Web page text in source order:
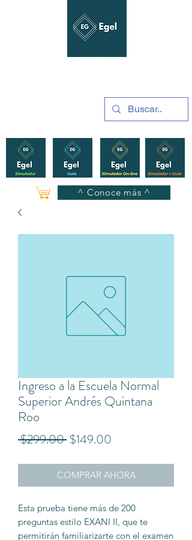
GUÍAS Y SIMULADORES
^ Conoce más ^
Ingreso a la Escuela Normal
Superior Andrés Quintana
Roo
$299.00 Precio
$149.00
oferta
COMPRAR AHORA
Esta prueba tiene más de 200
preguntas estilo EXANI II, que te
permitirán familiarizarte con el examen